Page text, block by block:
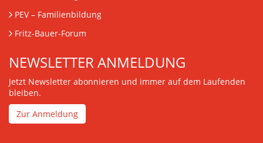
PEV– Familienbildung
Fritz-Bauer-Forum
NEWSLETTER ANMELDUNG
Jetzt Newsletter abonnieren und immer auf dem Laufenden
bleiben.
Zur Anmeldung